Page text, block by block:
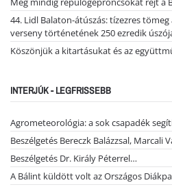
44. Lidl Balaton-átúszás: tízezres
verseny történetének 250 ezredik
Köszönjük a kitartásukat és az
INTERJÚK - LEGFRISSEBB
Agrometeorológia: a sok csapadék
Beszélgetés Bereczk Balázzsal, Marcali
Beszélgetés Dr. Király Péterrel…
A Bálint küldött volt az Országos